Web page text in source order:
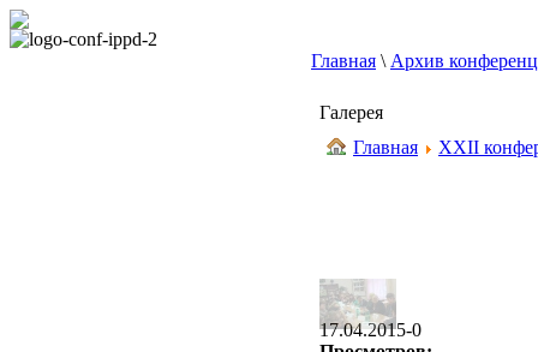
Главная \ Архив
Галерея
Главная
XXII
17.04.2015-0